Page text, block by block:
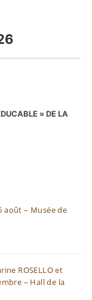
» DE LA
août – Musée de
ROSELLO et
– Hall de la